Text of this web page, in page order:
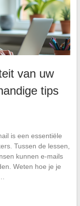
van uw
tips
is een essentiële
Tussen de lessen,
kunnen e-mails
Weten hoe je je